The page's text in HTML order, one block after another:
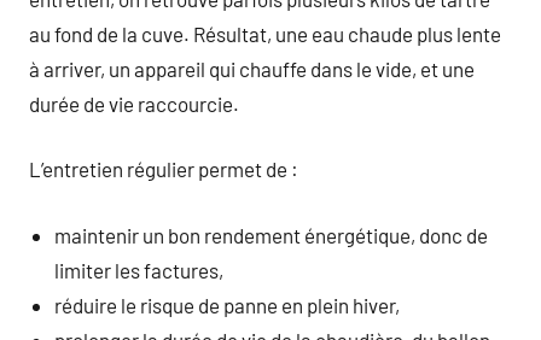
au fond de la cuve. Résultat, une eau chaude plus lente
à arriver, un appareil qui chauffe dans le vide, et une
durée de vie raccourcie.
L’entretien régulier permet de :
maintenir un bon rendement énergétique, donc de
limiter les factures,
réduire le risque de panne en plein hiver,